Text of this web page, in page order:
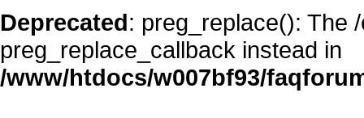
Deprecated: preg_replace(): The
preg_replace_callback instead in
/www/htdocs/w007bf93/